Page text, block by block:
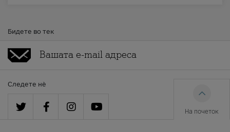
Бидете во тек
Следете нè
На почеток